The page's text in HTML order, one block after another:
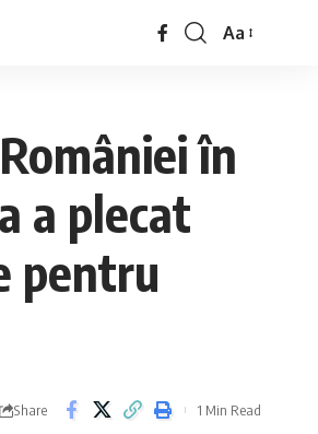
Aa
în
a plecat
pentru
Share 1 Min Read